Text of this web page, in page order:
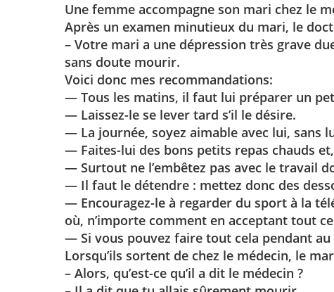
Une femme accompagne son mari chez le
Après un examen minutieux du mari, le
– Votre mari a une dépression très grave
sans doute mourir.
Voici donc mes recommandations:
— Tous les matins, il faut lui préparer un
— Laissez-le se lever tard s’il le désire.
— La journée, soyez aimable avec lui, sans
— Faites-lui des bons petits repas chauds
— Surtout ne l’embêtez pas avec le travail
— Il faut le détendre : mettez donc des
— Encouragez-le à regarder du sport à la
où, n’importe comment en acceptant tout
— Si vous pouvez faire tout cela pendant
Lorsqu’ils sortent de chez le médecin, le
– Alors, qu’est-ce qu’il a dit le médecin ?